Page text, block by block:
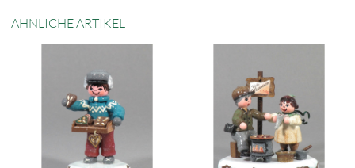
ÄHNLICHE ARTIKEL